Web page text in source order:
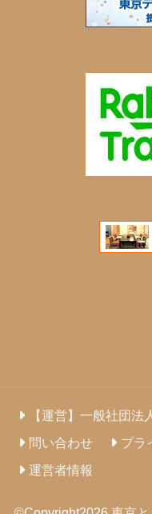
【運営】一般社団
問い合わせ
プラ
運営者情報